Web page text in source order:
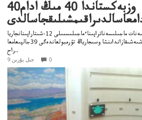
وزبەكستاندا 40 مىڭ ادام40
وزبەكستاننىڭ سەنات ماجىلىسەناتراپىناءماجىلىسىىلى 12-شىتاراپىنانجاريا
بولع2016اجىلىا بىر12يءشىەشىقازانداىنشا وسىجارياڭ تۇرمبولعاندەگى 39جالپىعامعا
راح..
9 جىل بۇرىن 0